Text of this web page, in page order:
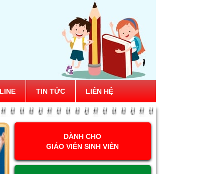
TIN TỨC LIÊN HỆ
DÀNH CHO
GIÁO VIÊN SINH VIÊN